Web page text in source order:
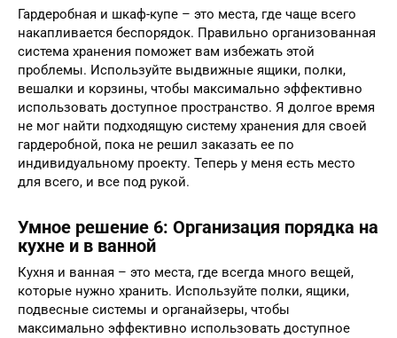
Гардеробная и шкаф-купе – это места, где чаще всего
накапливается беспорядок. Правильно организованная
система хранения поможет вам избежать этой
проблемы. Используйте выдвижные ящики, полки,
вешалки и корзины, чтобы максимально эффективно
использовать доступное пространство. Я долгое время
не мог найти подходящую систему хранения для своей
гардеробной, пока не решил заказать ее по
индивидуальному проекту. Теперь у меня есть место
для всего, и все под рукой.
Умное решение 6: Организация порядка на
кухне и в ванной
Кухня и ванная – это места, где всегда много вещей,
которые нужно хранить. Используйте полки, ящики,
подвесные системы и органайзеры, чтобы
максимально эффективно использовать доступное